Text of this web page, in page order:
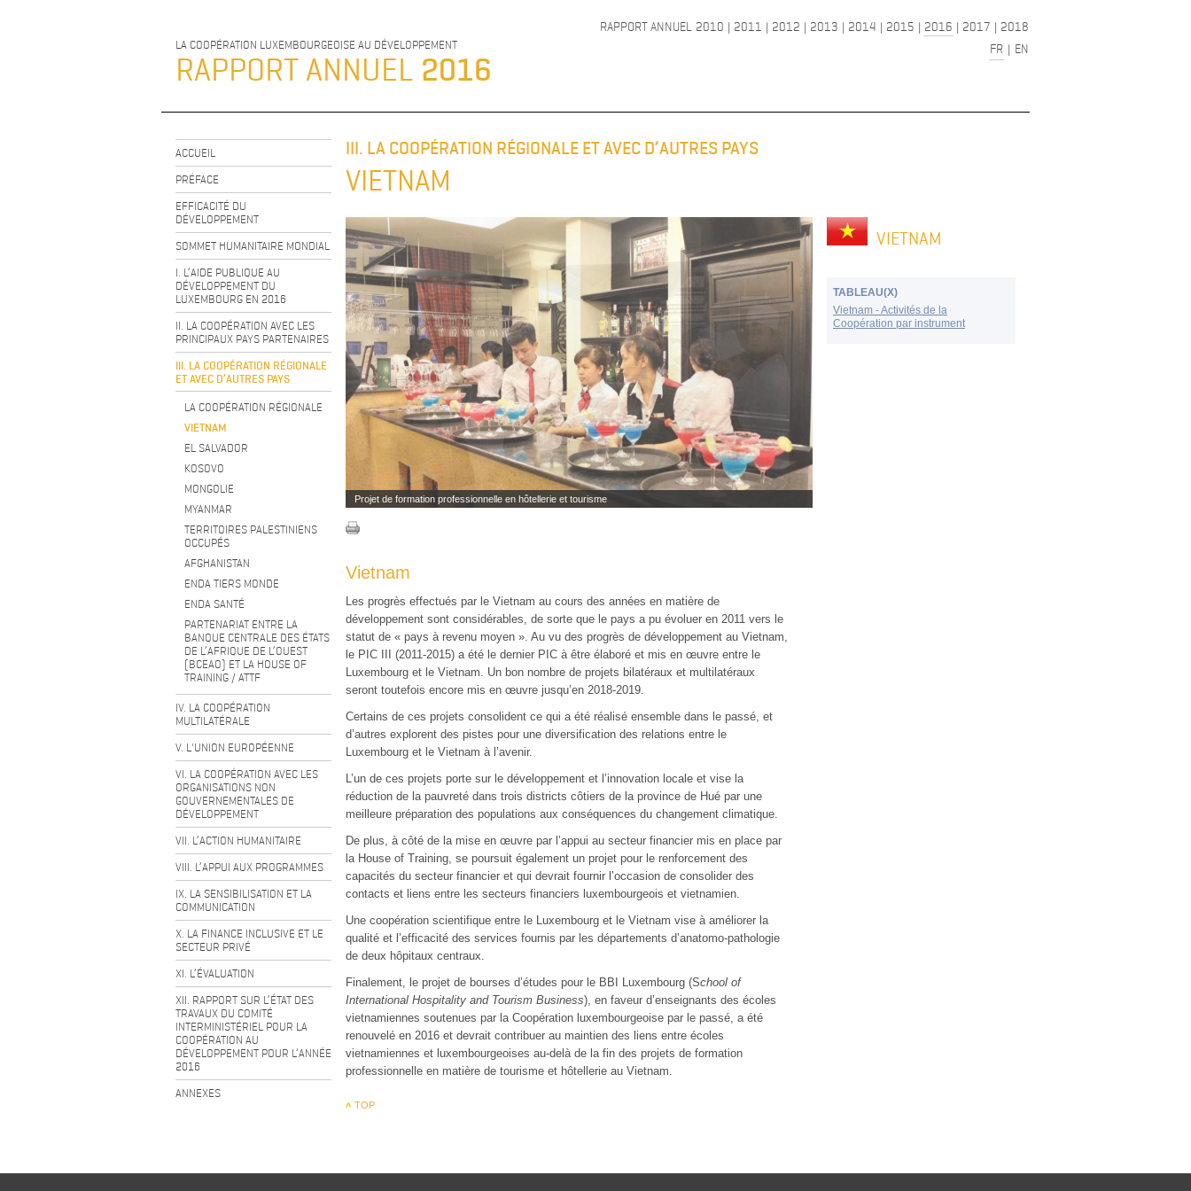
LA COOPÉRATION LUXEMBOURGEOISE AU DÉVELOPPEMENT
RAPPORT ANNUEL 2016
RAPPORT ANNUEL 2010 | 2011 | 2012 | 2013 | 2014 | 2015 | 2016 | 2017 | 2018
FR | EN
ACCUEIL
PRÉFACE
EFFICACITÉ DU
DÉVELOPPEMENT
SOMMET HUMANITAIRE MONDIAL
I. L’AIDE PUBLIQUE AU
DÉVELOPPEMENT DU
LUXEMBOURG EN 2016
II. LA COOPÉRATION AVEC LES
PRINCIPAUX PAYS PARTENAIRES
III. LA COOPÉRATION RÉGIONALE
ET AVEC D’AUTRES PAYS
LA COOPÉRATION RÉGIONALE
VIETNAM
EL SALVADOR
KOSOVO
MONGOLIE
MYANMAR
TERRITOIRES PALESTINIENS
OCCUPÉS
AFGHANISTAN
ENDA TIERS MONDE
ENDA SANTÉ
PARTENARIAT ENTRE LA
BANQUE CENTRALE DES ÉTATS
DE L’AFRIQUE DE L’OUEST
(BCEAO) ET LA HOUSE OF
TRAINING / ATTF
IV. LA COOPÉRATION
MULTILATÉRALE
V. L'UNION EUROPÉENNE
VI. LA COOPÉRATION AVEC LES
ORGANISATIONS NON
GOUVERNEMENTALES DE
DÉVELOPPEMENT
VII. L’ACTION HUMANITAIRE
VIII. L’APPUI AUX PROGRAMMES
IX. LA SENSIBILISATION ET LA
COMMUNICATION
X. LA FINANCE INCLUSIVE ET LE
SECTEUR PRIVÉ
XI. L’ÉVALUATION
XII. RAPPORT SUR L’ÉTAT DES
TRAVAUX DU COMITÉ
INTERMINISTÉRIEL POUR LA
COOPÉRATION AU
DÉVELOPPEMENT POUR L’ANNÉE
2016
ANNEXES
III. LA COOPÉRATION RÉGIONALE ET AVEC D’AUTRES PAYS
VIETNAM
Projet de formation professionnelle en hôtellerie et tourisme
Vietnam
Les progrès effectués par le Vietnam au cours des années en matière de
développement sont considérables, de sorte que le pays a pu évoluer en 2011 vers le
statut de « pays à revenu moyen ». Au vu des progrès de développement au Vietnam,
le PIC III (2011-2015) a été le dernier PIC à être élaboré et mis en œuvre entre le
Luxembourg et le Vietnam. Un bon nombre de projets bilatéraux et multilatéraux
seront toutefois encore mis en œuvre jusqu’en 2018-2019.
Certains de ces projets consolident ce qui a été réalisé ensemble dans le passé, et
d’autres explorent des pistes pour une diversification des relations entre le
Luxembourg et le Vietnam à l’avenir.
L’un de ces projets porte sur le développement et l’innovation locale et vise la
réduction de la pauvreté dans trois districts côtiers de la province de Hué par une
meilleure préparation des populations aux conséquences du changement climatique.
De plus, à côté de la mise en œuvre par l’appui au secteur financier mis en place par
la House of Training, se poursuit également un projet pour le renforcement des
capacités du secteur financier et qui devrait fournir l’occasion de consolider des
contacts et liens entre les secteurs financiers luxembourgeois et vietnamien.
Une coopération scientifique entre le Luxembourg et le Vietnam vise à améliorer la
qualité et l’efficacité des services fournis par les départements d’anatomo-pathologie
de deux hôpitaux centraux.
Finalement, le projet de bourses d’études pour le BBI Luxembourg (School of
International Hospitality and Tourism Business), en faveur d’enseignants des écoles
vietnamiennes soutenues par la Coopération luxembourgeoise par le passé, a été
renouvelé en 2016 et devrait contribuer au maintien des liens entre écoles
vietnamiennes et luxembourgeoises au-delà de la fin des projets de formation
professionnelle en matière de tourisme et hôtellerie au Vietnam.
TOP
VIETNAM
TABLEAU(X)
Vietnam - Activités de la
Coopération par instrument